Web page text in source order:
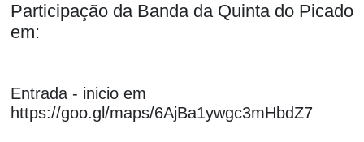
Participação da Banda da Quinta do Picado
em:
Entrada - inicio em
https://goo.gl/maps/6AjBa1ywgc3mHbdZ7